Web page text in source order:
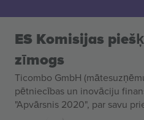
ES Komisijas
zīmogs
Ticombo GmbH
pētniecības un inovāciju
"Apvārsnis 2020", par savu